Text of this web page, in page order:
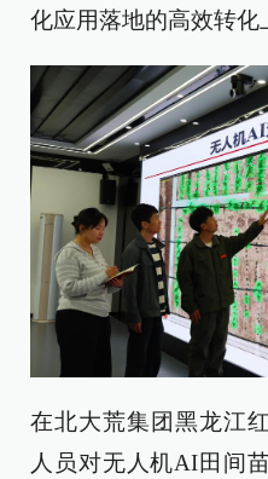
化应用落地的高效转化
在北大荒集团黑龙江
人员对无人机AI田间